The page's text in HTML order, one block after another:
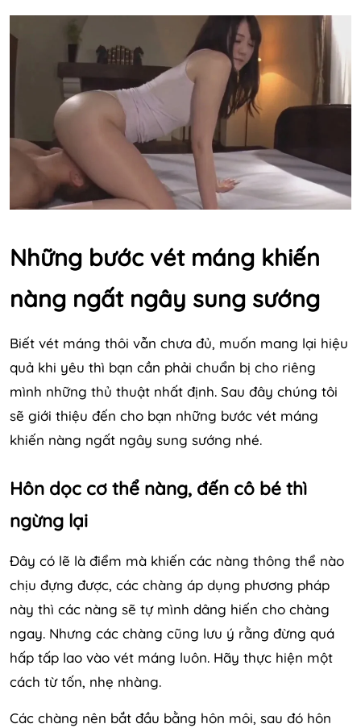
Những bước vét máng khiến
nàng ngất ngây sung sướng
Biết vét máng thôi vẫn chưa đủ, muốn mang lại hiệu
quả khi yêu thì bạn cần phải chuẩn bị cho riêng
mình những thủ thuật nhất định. Sau đây chúng tôi
sẽ giới thiệu đến cho bạn những bước vét máng
khiến nàng ngất ngây sung sướng nhé.
Hôn dọc cơ thể nàng, đến cô bé thì
ngừng lại
Đây có lẽ là điểm mà khiến các nàng thông thể nào
chịu đựng được, các chàng áp dụng phương pháp
này thì các nàng sẽ tự mình dâng hiến cho chàng
ngay. Nhưng các chàng cũng lưu ý rằng đừng quá
hấp tấp lao vào vét máng luôn. Hãy thực hiện một
cách từ tốn, nhẹ nhàng.
Các chàng nên bắt đầu bằng hôn môi, sau đó hôn